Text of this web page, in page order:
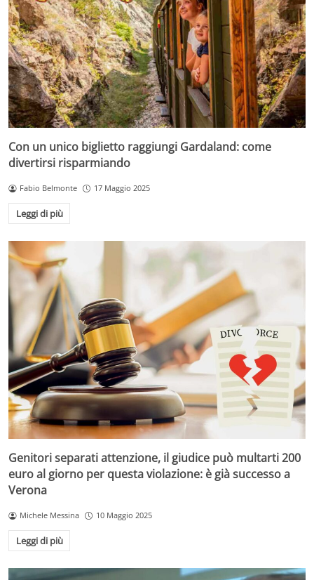
Con un unico biglietto raggiungi Gardaland: come
divertirsi risparmiando
Fabio Belmonte 17 Maggio 2025
Leggi di più
Genitori separati attenzione, il giudice può multarti 200
euro al giorno per questa violazione: è già successo a
Verona
Michele Messina 10 Maggio 2025
Leggi di più